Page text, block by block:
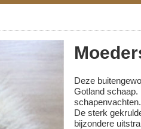
Deze
Gotland
schapenvachten.
De sterk
bijzondere